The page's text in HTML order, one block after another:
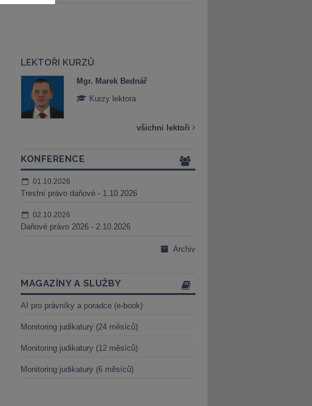
LEKTOŘI KURZŮ
Mgr. Marek Bednář
Kurzy lektora
všichni lektoři
KONFERENCE
01.10.2026
Trestní právo daňové - 1.10.2026
02.10.2026
Daňové právo 2026 - 2.10.2026
Archiv
MAGAZÍNY A SLUŽBY
AI pro právníky a poradce (e-book)
Monitoring judikatury (24 měsíců)
Monitoring judikatury (12 měsíců)
Monitoring judikatury (6 měsíců)